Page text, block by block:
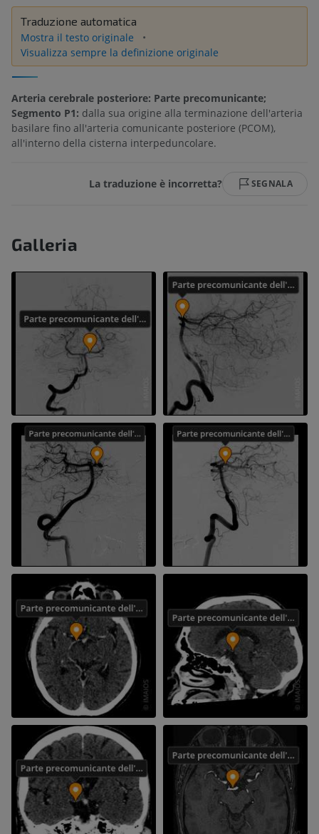
Traduzione automatica
Mostra il testo originale
Visualizza sempre la definizione originale
Arteria cerebrale posteriore: Parte precomunicante;
Segmento P1: dalla sua origine alla terminazione dell'arteria
basilare fino all'arteria comunicante posteriore (PCOM),
all'interno della cisterna interpeduncolare.
La traduzione è incorretta? SEGNALA
Galleria